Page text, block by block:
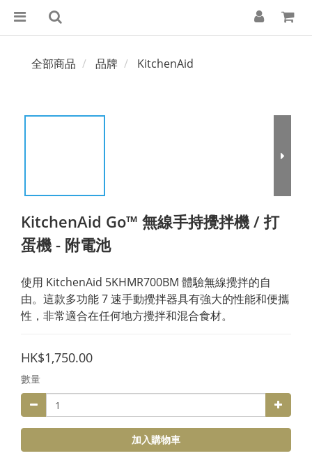
全部商品 品牌 KitchenAid
KitchenAid Go™ 無線手持攪拌機 / 打
蛋機 - 附電池
使用 KitchenAid 5KHM​​R700BM 體驗無線攪拌的自
由。這款多功能 7 速手動攪拌器具有強大的性能和便攜
性，非常適合在任何地方攪拌和混合食材。
HK$1,750.00
數量
加入購物車